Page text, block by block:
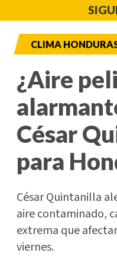
CLIMA
¿Aire
César
para
César Quintanilla
aire contaminado,
extrema que
viernes.